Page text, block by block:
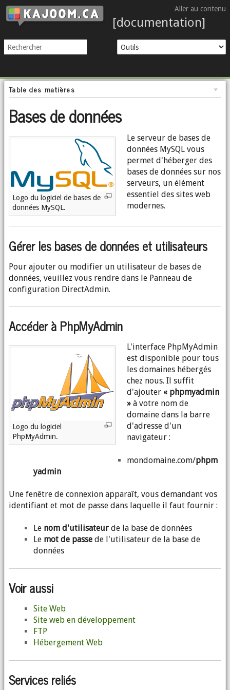
Aller au contenu
[documentation]
Table des matières
Bases de données
Logo du logiciel de bases de
données MySQL.
Le serveur de bases de
données MySQL vous
permet d'héberger des
bases de données sur nos
serveurs, un élément
essentiel des sites web
modernes.
Gérer les bases de données et utilisateurs
Pour ajouter ou modifier un utilisateur de bases de
données, veuillez vous rendre dans le Panneau de
configuration DirectAdmin.
Accéder à PhpMyAdmin
Logo du logiciel
PhpMyAdmin.
L'interface PhpMyAdmin
est disponible pour tous
les domaines hébergés
chez nous. Il suffit
d'ajouter « phpmyadmin
» à votre nom de
domaine dans la barre
d'adresse d'un
navigateur :
mondomaine.com/phpm
yadmin
Une fenêtre de connexion apparaît, vous demandant vos
identifiant et mot de passe dans laquelle il faut fournir :
Le nom d'utilisateur de la base de données
Le mot de passe de l'utilisateur de la base de
données
Voir aussi
Site Web
Site web en développement
FTP
Hébergement Web
Services reliés